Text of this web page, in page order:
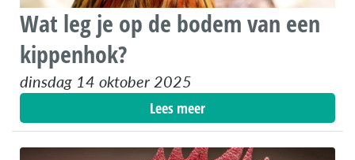
Wat leg je op de bodem van een
kippenhok?
dinsdag 14 oktober 2025
Lees meer